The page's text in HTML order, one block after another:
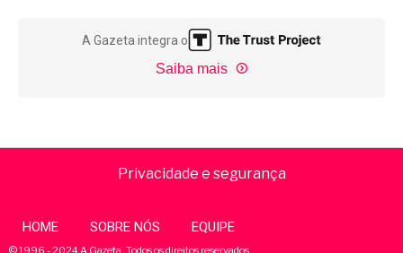
A Gazeta integra o
Saiba mais
Privacidade e segurança
HOME SOBRE NÓS EQUIPE
© 1996 - 2024 A Gazeta. Todos os direitos reservados